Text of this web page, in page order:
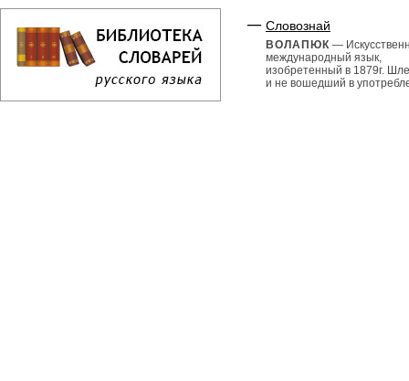
Словознай
ВОЛАПЮК —
международный язык,
изобретенный в 1879г.
и не вошедший в